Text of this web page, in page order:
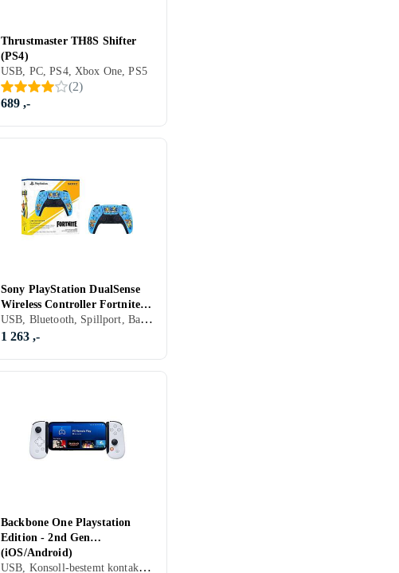
Thrustmaster TH8S Shifter
(PS4)
USB, PC, PS4, Xbox One, PS5
(2)
689 ,-
Sony PlayStation DualSense
Wireless Controller Fortnite
Limited Edition (PS5)
USB, Bluetooth, Spillport, Batteridrevet, PC, Mobil, PS5, Vibrasjonsfunksjon, Rörelsestyrning, Automatisk kalibrering, LED bakgrunnsbelysning
1 263 ,-
Backbone One Playstation
Edition - 2nd Gen
(iOS/Android)
USB, Konsoll-bestemt kontakt, Spillport, PC, Mobil, Programmerbar